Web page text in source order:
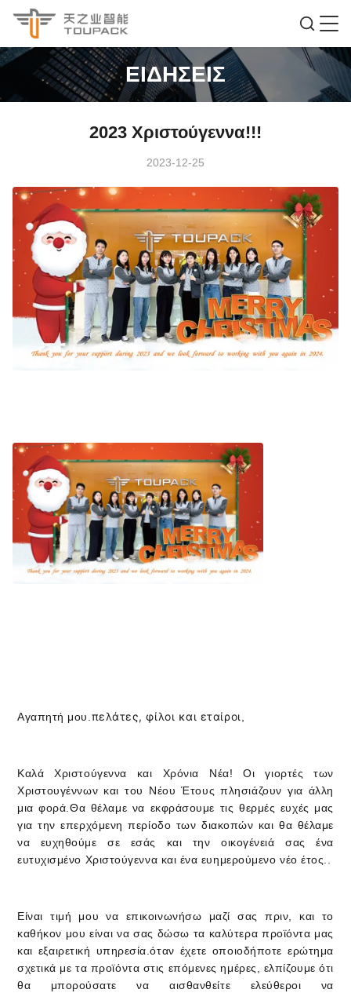
ΕΙΔΉΣΕΙΣ
2023 Χριστούγεννα!!!
2023-12-25
Αγαπητή μου. πελάτες, φίλοι και εταίροι
Καλά Χριστούγεννα και Χρόνια Νέα! Οι γιορτές των
Χριστουγέννων και του Νέου Έτους πλησιάζουν για άλλη
μια φορά.Θα θέλαμε να εκφράσουμε τις θερμές ευχές μας
για την επερχόμενη περίοδο των διακοπών και θα θέλαμε
να ευχηθούμε σε εσάς και την οικογένειά σας ένα
ευτυχισμένο Χριστούγεννα και ένα ευημερούμενο νέο έτος..
Είναι τιμή μου να επικοινωνήσω μαζί σας πριν, και το
καθήκον μου είναι να σας δώσω τα καλύτερα προϊόντα μας
και εξαιρετική υπηρεσία.όταν έχετε οποιοδήποτε ερώτημα
σχετικά με τα προϊόντα στις επόμενες ημέρες, ελπίζουμε ότι
θα μπορούσατε να αισθανθείτε ελεύθεροι να